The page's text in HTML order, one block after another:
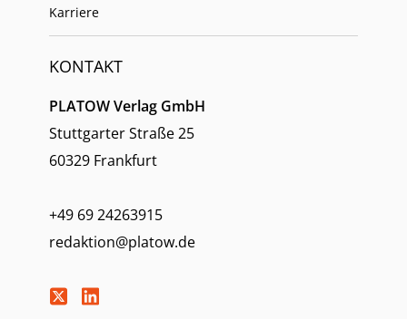
Karriere
KONTAKT
PLATOW Verlag GmbH
Stuttgarter Straße 25
60329 Frankfurt
+49 69 24263915
redaktion@platow.de